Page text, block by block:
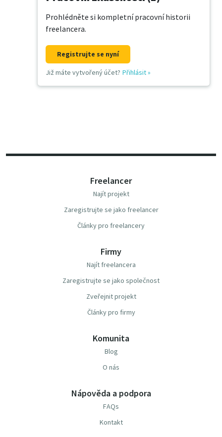
Prohlédněte si kompletní pracovní historii
freelancera.
Registrujte se nyní
Již máte vytvořený účet? Přihlásit»
Freelancer
Najít projekt
Zaregistrujte se jako freelancer
Články pro freelancery
Firmy
Najít freelancera
Zaregistrujte se jako společnost
Zveřejnit projekt
Články pro firmy
Komunita
Blog
O nás
Nápověda a podpora
FAQs
Kontakt